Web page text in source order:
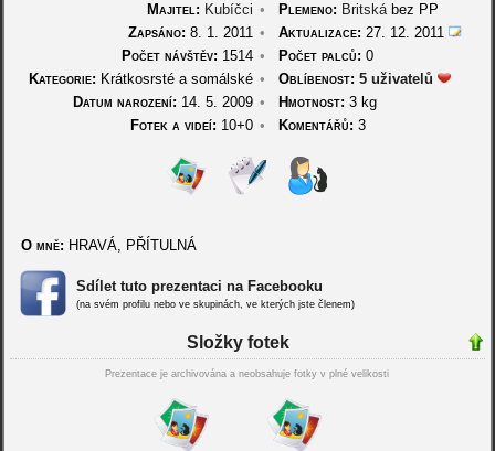
Majitel: Kubíčci • Plemeno: Britskábez PP
Zapsáno: 8. 1. 2011 • Aktualizace: 27. 12. 2011
Počet návštěv: 1514 • Počet palců: 0
Kategorie: Krátkosrsté a somálské • Oblíbenost: 5 uživatelů
Datum narození: 14. 5. 2009 • Hmotnost: 3 kg
Fotek a videí: 10+0 • Komentářů: 3
O mně: HRAVÁ, PŘÍTULNÁ
Sdílet tuto prezentaci na Facebooku
(na svém profilu nebo ve skupinách, ve kterých jste členem)
Složky fotek
Prezentace je archivována a neobsahuje fotky v plné velikosti